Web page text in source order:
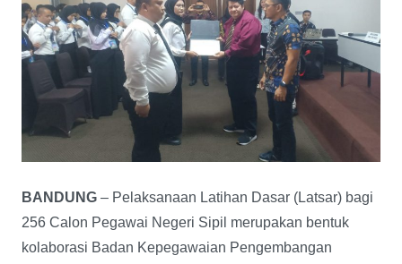
BANDUNG – Pelaksanaan Latihan Dasar (Latsar) bagi
256 Calon Pegawai Negeri Sipil merupakan bentuk
kolaborasi Badan Kepegawaian Pengembangan